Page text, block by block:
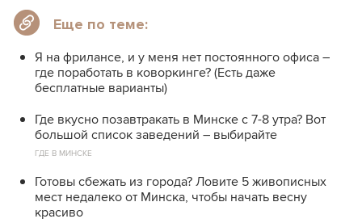
Еще по теме:
Я на фрилансе, и у меня нет постоянного офиса –
где поработать в коворкинге? (Есть даже
бесплатные варианты)
Где вкусно позавтракать в Минске с 7-8 утра? Вот
большой список заведений – выбирайте
ГДЕ В МИНСКЕ
Готовы сбежать из города? Ловите 5 живописных
мест недалеко от Минска, чтобы начать весну
красиво